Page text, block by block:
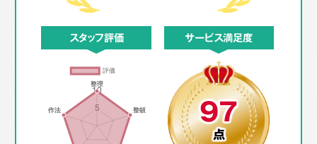
スタッフ評価 サービス満足度
97
点